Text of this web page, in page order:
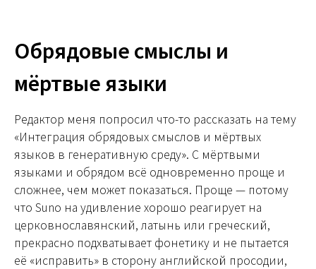
Обрядовые смыслы и
мёртвые языки
Редактор меня попросил что-то рассказать на тему
«Интеграция обрядовых смыслов и мёртвых
языков в генеративную среду». С мёртвыми
языками и обрядом всё одновременно проще и
сложнее, чем может показаться. Проще — потому
что Suno на удивление хорошо реагирует на
церковнославянский, латынь или греческий,
прекрасно подхватывает фонетику и не пытается
её «исправить» в сторону английской просодии,